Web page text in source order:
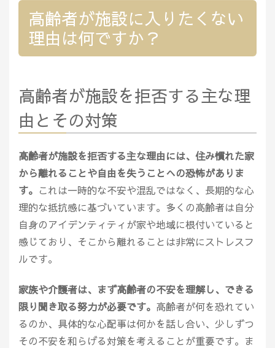
高齢者が施設に入りたくない
理由は何ですか？
高齢者が施設を拒否する主な理
由とその対策
高齢者が施設を拒否する主な理由には、住み慣れた家
から離れることや自由を失うことへの恐怖がありま
す。 これは一時的な不安や混乱ではなく、長期的な心
理的な抵抗感に基づいています。多くの高齢者は自分
自身のアイデンティティが家や地域に根付いていると
感じており、そこから離れることは非常にストレスフ
ルです。
家族や介護者は、まず高齢者の不安を理解し、できる
限り聞き取る努力が必要です。 高齢者が何を恐れてい
るのか、具体的な心配事は何かを話し合い、少しずつ
その不安を和らげる対策を考えることが重要です。ま